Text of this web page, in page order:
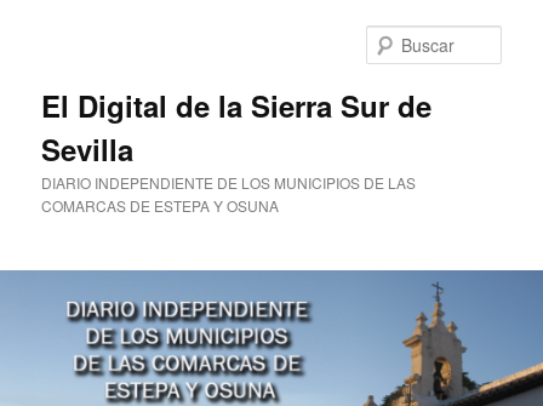
El Digital de la Sierra Sur de
Sevilla
DIARIO INDEPENDIENTE DE LOS MUNICIPIOS DE LAS
COMARCAS DE ESTEPA Y OSUNA